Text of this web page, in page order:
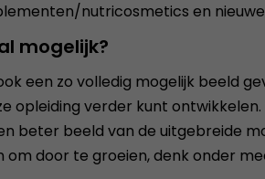
nutricosmetics en
mogelijk?
een zo volledig mogelijk beeld
opleiding verder kunt
beter beeld van de uitgebreide
door te groeien, denk onder